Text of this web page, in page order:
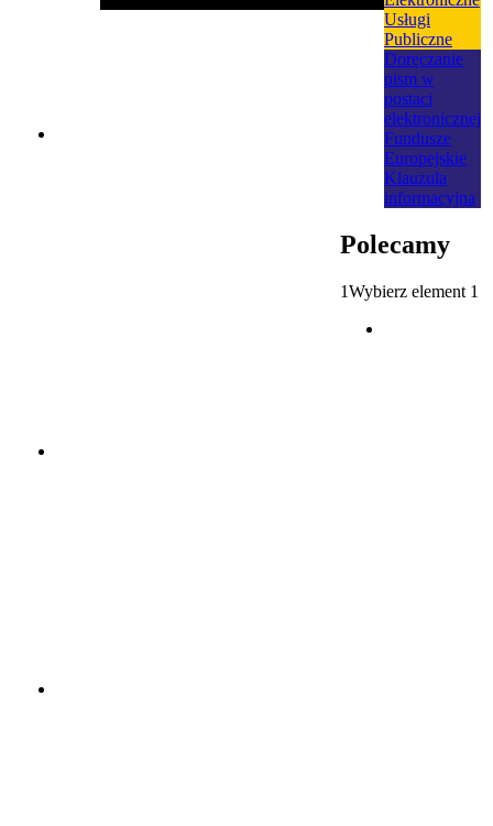
Usługi
Publiczne
Doręczanie
pism w
postaci
elektronicznej
Fundusze
Europejskie
Klauzula
informacyjna
Polecamy
1Wybierz element 1